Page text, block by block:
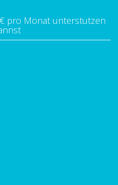
pro Monat unterstützen